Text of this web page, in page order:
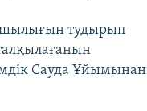
тудырып
Сауда Ұйымынан